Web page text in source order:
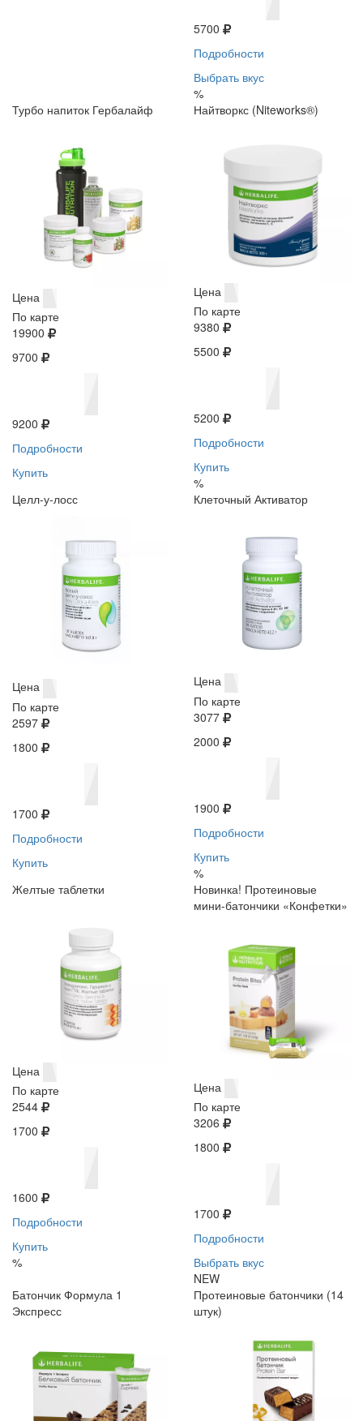
5700
Подробности
Выбрать вкус
%
Турбо напиток Гербалайф
Цена
По карте
19900
9700
9200
Подробности
Купить
Найтворкс (Niteworks®)
Цена
По карте
9380
5500
5200
Подробности
Купить
%
Целл-у-лосс
Цена
По карте
2597
1800
1700
Подробности
Купить
Клеточный Активатор
Цена
По карте
3077
2000
1900
Подробности
Купить
%
Желтые таблетки
Цена
По карте
2544
1700
1600
Подробности
Купить
%
Новинка! Протеиновые
мини-батончики «Конфетки»
Цена
По карте
3206
1800
1700
Подробности
Выбрать вкус
NEW
Батончик Формула 1
Экспресс
Протеиновые батончики (14
штук)